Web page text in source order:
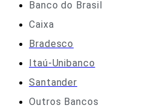
Banco do Brasil
Caixa
Bradesco
Itaú-Unibanco
Santander
Outros Bancos